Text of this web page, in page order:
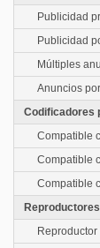
Publicidad
Publicidad
Múltiples
Anuncios
Codificadores
Compatible
Compatible
Compatible